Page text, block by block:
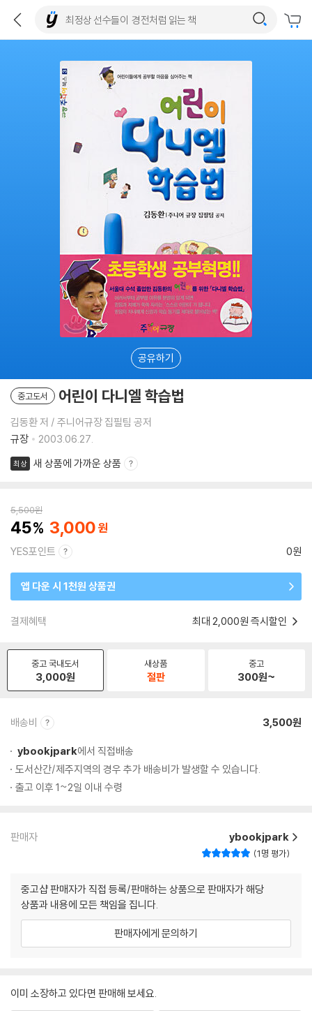
공유하기
중고도서 어린이 다니엘 학습법
김동환 저 / 주니어규장 집필팀 공저
규장
2003.06.27.
최상 새 상품에 가까운 상품
5,500원
45 3,000
YES포인트 0원
앱 다운 시 1천원 상품권
결제혜택 최대 2,000원 즉시할인
중고 국내도서
3,000원
새상품
절판
중고
300원~
배송비 3,500원
ybookjpark에서 직접배송
도서산간/제주지역의 경우 추가 배송비가 발생할 수 있습니다.
출고 이후 1~2일 이내 수령
판매자 ybookjpark
1명 평가
중고샵 판매자가 직접 등록/판매하는 상품으로 판매자가 해당
상품과 내용에 모든 책임을 집니다.
판매자에게 문의하기
이미 소장하고 있다면 판매해 보세요.